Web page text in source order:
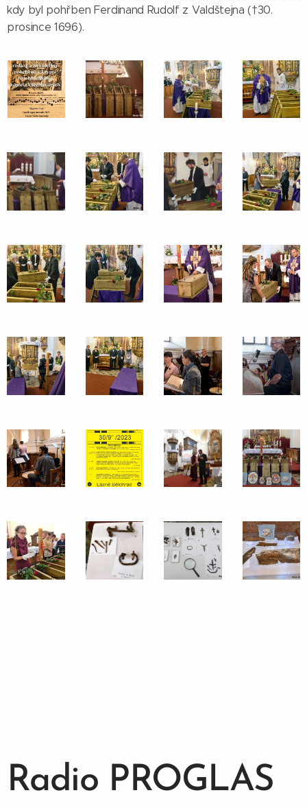
kdy byl pohřben Ferdinand Rudolf z Valdštejna (†30.
prosince 1696).
Radio PROGLAS